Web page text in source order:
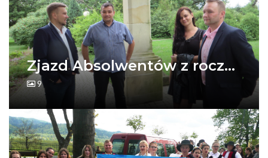
Zjazd Absolwentów z rocz...
9